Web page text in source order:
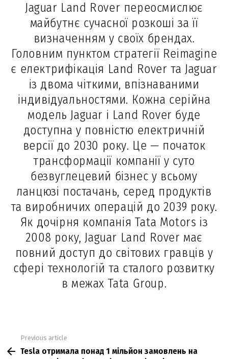
Jaguar Land Rover переосмислює
майбутнє сучасної розкоші за її
визначенням у своїх брендах.
Головним пунктом стратегії Reimagine
є електрифікація Land Rover та Jaguar
із двома чіткими, впізнаваними
індивідуальностями. Кожна серійна
модель Jaguar і Land Rover буде
доступна у повністю електричній
версії до 2030 року. Це — початок
трансформації компанії у суто
безвуглецевий бізнес у всьому
ланцюзі постачань, серед продуктів
та виробничих операцій до 2039 року.
Як дочірня компанія Tata Motors із
2008 року, Jaguar Land Rover має
повний доступ до світових гравців у
сфері технологій та сталого розвитку
в межах Tata Group.
more
Previous article
Tesla отримала понад 1 мільйон замовлень на